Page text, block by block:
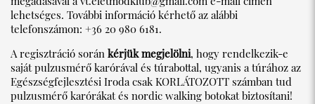
lehetséges. További információ kérhető az alábbi
telefonszámon: +36 20 980 6181.
A regisztráció során kérjük megjelölni, hogy rendelkezik-e
saját pulzusmérő karórával és túrabottal, ugyanis a túrához az
Egészségfejlesztési Iroda csak KORLÁTOZOTT számban tud
pulzusmérő karórákat és nordic walking botokat biztosítani!